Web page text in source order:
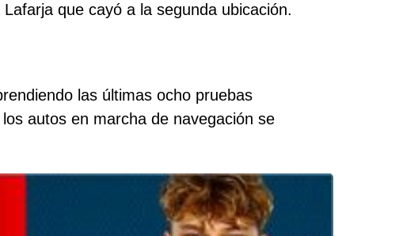
que cayó a la segunda ubicación.
las últimas ocho pruebas
autos en marcha de navegación se